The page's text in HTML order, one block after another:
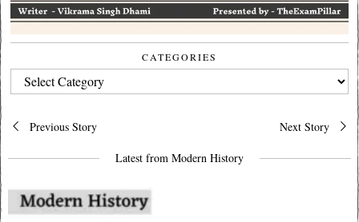
CATEGORIES
CATEGORIES
Post
navigation
Previous Story Next Story
Latest from Modern History